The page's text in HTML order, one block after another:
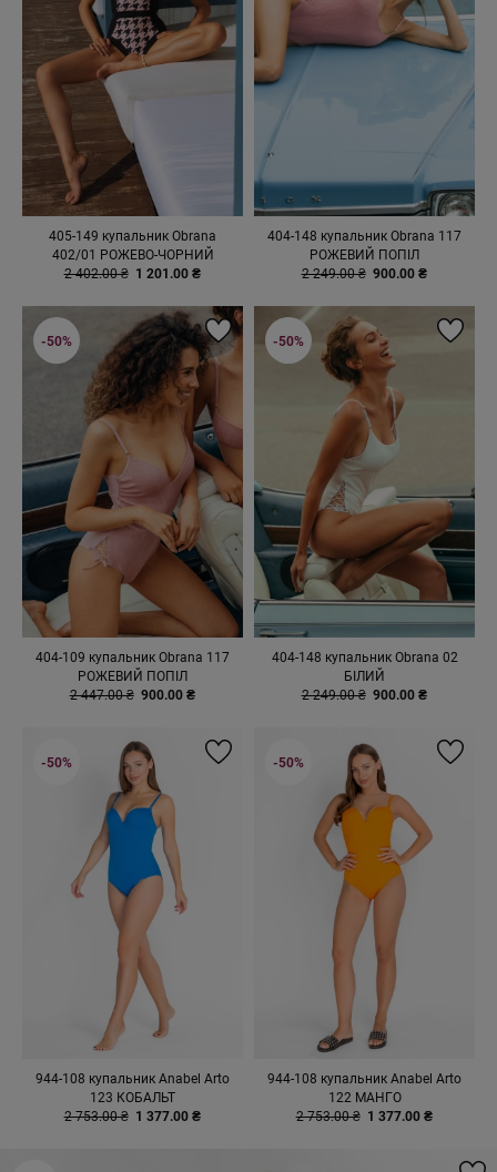
405-149 купальник Obrana
402/01 РОЖЕВО-ЧОРНИЙ
2 402.00 ₴ 1 201.00 ₴
404-148 купальник Obrana 117
РОЖЕВИЙ ПОПІЛ
2 249.00 ₴ 900.00 ₴
404-109 купальник Obrana 117
РОЖЕВИЙ ПОПІЛ
2 447.00 ₴ 900.00 ₴
-50%
404-148 купальник Obrana 02
БІЛИЙ
2 249.00 ₴ 900.00 ₴
-50%
944-108 купальник Anabel Arto
123 КОБАЛЬТ
2 753.00 ₴ 1 377.00 ₴
-50%
944-108 купальник Anabel Arto
122 МАНГО
2 753.00 ₴ 1 377.00 ₴
-50%